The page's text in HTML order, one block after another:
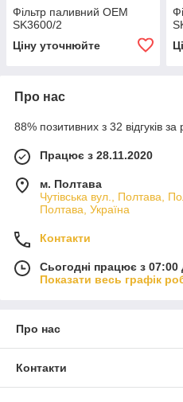
Фільтр паливний OEM
SK3600/2
Ціну уточнюйте
Про нас
88% позитивних з 32 відгуків за
Працює з 28.11.2020
м. Полтава
Чутівська вул., Полтава,
Полтава, Україна
Контакти
Сьогодні працює з 07:00
Показати весь графік
Про нас
Контакти